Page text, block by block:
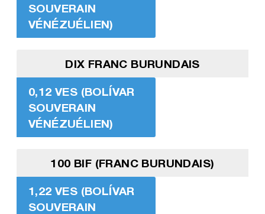
SOUVERAIN
VÉNÉZUÉLIEN)
DIX FRANC BURUNDAIS
0,12 VES (BOLÍVAR
SOUVERAIN
VÉNÉZUÉLIEN)
100 BIF (FRANC BURUNDAIS)
1,22 VES (BOLÍVAR
SOUVERAIN